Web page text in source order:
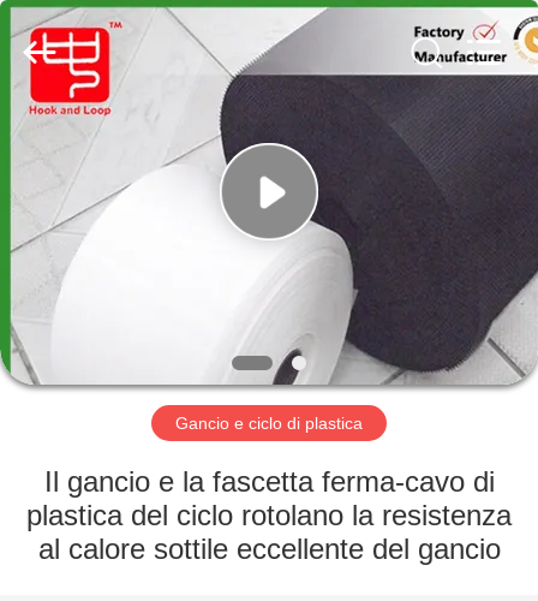
CASA.
PRODOTTI
SU
DI
NOI
DELLA
FABBRICA
Shenzhen
Zhongda
Hook
Gancio e ciclo di plastica
Il gancio e la fascetta ferma-cavo di
plastica del ciclo rotolano la resistenza
al calore sottile eccellente del gancio